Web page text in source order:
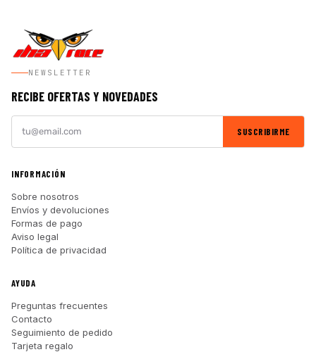
NEWSLETTER
RECIBE OFERTAS Y NOVEDADES
SUSCRIBIRME
INFORMACIÓN
Sobre nosotros
Envíos y devoluciones
Formas de pago
Aviso legal
Política de privacidad
AYUDA
Preguntas frecuentes
Contacto
Seguimiento de pedido
Tarjeta regalo